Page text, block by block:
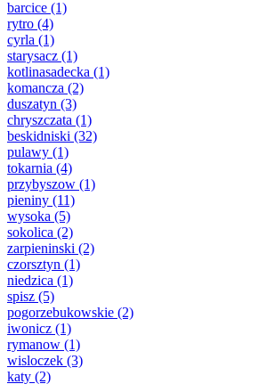
barcice (1)
rytro (4)
cyrla (1)
starysacz (1)
kotlinasadecka (1)
komancza (2)
duszatyn (3)
chryszczata (1)
beskidniski (32)
pulawy (1)
tokarnia (4)
przybyszow (1)
pieniny (11)
wysoka (5)
sokolica (2)
zarpieninski (2)
czorsztyn (1)
niedzica (1)
spisz (5)
pogorzebukowskie (2)
iwonicz (1)
rymanow (1)
wisloczek (3)
katy (2)